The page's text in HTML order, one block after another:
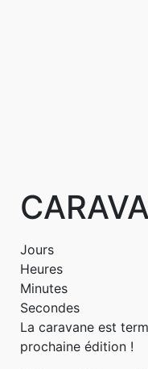
Jours
Heures
Minutes
Secondes
La caravane est
prochaine édition !